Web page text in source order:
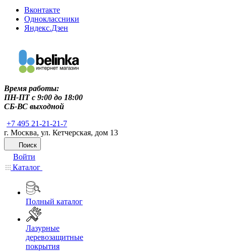
Вконтакте
Одноклассники
Яндекс.Дзен
Время работы:
ПН-ПТ c 9:00 до 18:00
СБ-ВС выходной
+7 495 21-21-21-7
г. Москва, ул. Кетчерская, дом 13
Поиск
Войти
Каталог
Полный каталог
Лазурные
деревозащитные
покрытия